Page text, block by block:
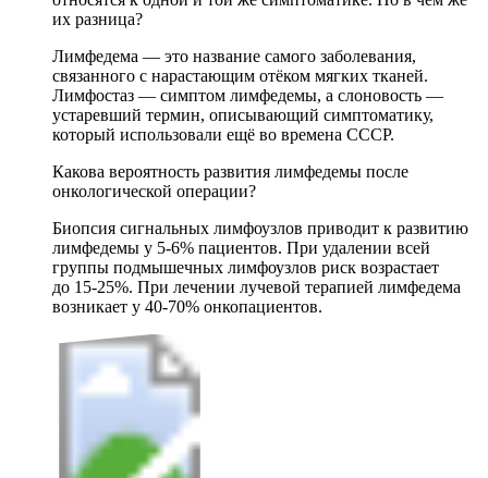
их разница?
Лимфедема — это название самого заболевания,
связанного с нарастающим отёком мягких тканей.
Лимфостаз — симптом лимфедемы, а слоновость —
устаревший термин, описывающий симптоматику,
который использовали ещё во времена СССР.
Какова вероятность развития лимфедемы после
онкологической операции?
Биопсия сигнальных лимфоузлов приводит к развитию
лимфедемы у 5-6% пациентов. При удалении всей
группы подмышечных лимфоузлов риск возрастает
до 15-25%. При лечении лучевой терапией лимфедема
возникает у 40-70% онкопациентов.